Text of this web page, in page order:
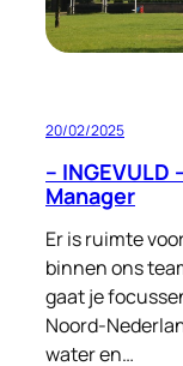
20/02/2025
–
Manager
Er is ruimte
binnen ons
gaat je
Noord-
water en…